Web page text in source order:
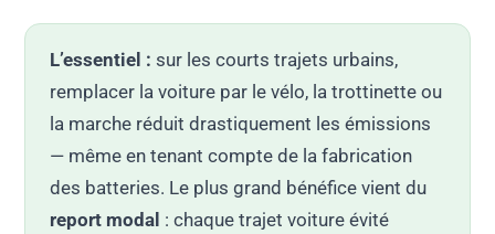
L’essentiel : sur les courts trajets urbains,
remplacer la voiture par le vélo, la trottinette ou
la marche réduit drastiquement les émissions
— même en tenant compte de la fabrication
des batteries. Le plus grand bénéfice vient du
report modal : chaque trajet voiture évité